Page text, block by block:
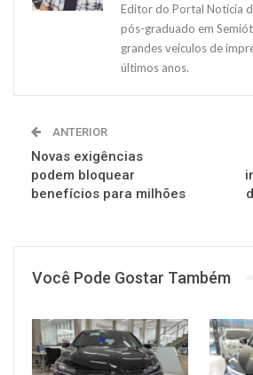
Editor do Portal Notícia
pós-graduado em
grandes veículos de
últimos anos.
ANTERIOR
Novas exigências
podem bloquear
benefícios para milhões
Você Pode Gostar Também
MUNDO AUTOMOTIVO